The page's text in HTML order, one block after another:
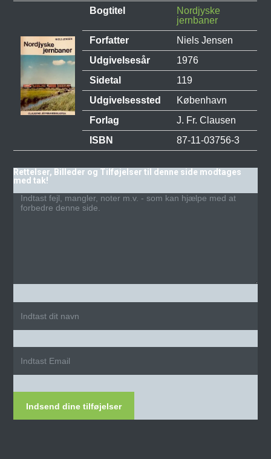
Bogtitel
Nordjyske
jernbaner
Forfatter
Niels Jensen
Udgivelsesår
1976
Sidetal
119
Udgivelsessted
København
Forlag
J. Fr. Clausen
ISBN
87-11-03756-3
Rettelser, Billeder og Tilføjelser til denne side modtages
med tak!
Indsend dine tilføjelser